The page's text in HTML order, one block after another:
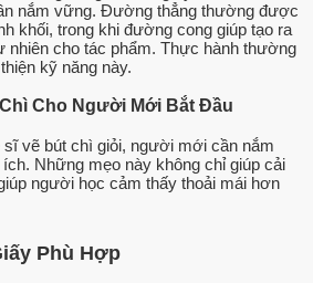
nắm vững. Đường thẳng thường được
khối, trong khi đường cong giúp tạo ra
nhiên cho tác phẩm. Thực hành thường
kỹ năng này.
Chì Cho Người Mới Bắt Đầu
vẽ bút chì giỏi, người mới cần nắm
Những mẹo này không chỉ giúp cải
người học cảm thấy thoải mái hơn
Phù Hợp